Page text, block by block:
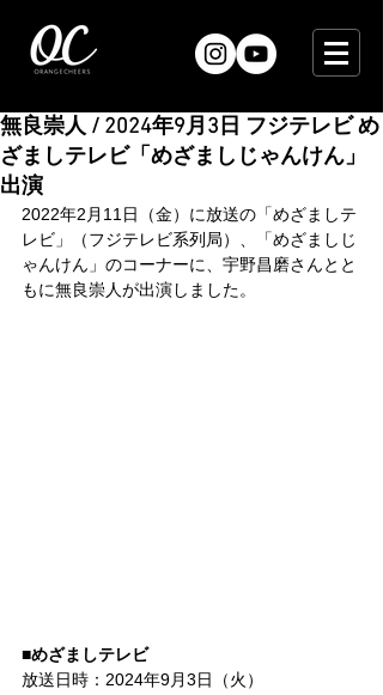
無良崇人 / 2024年9月3日 フジテレビ め
ざましテレビ「めざましじゃんけん」
出演
2022年2月11日（金）に放送の「めざましテ
レビ」（フジテレビ系列局）、「めざましじ
ゃんけん」のコーナーに、宇野昌磨さんとと
もに無良崇人が出演しました。
■めざましテレビ
放送日時：2024年9月3日（火）